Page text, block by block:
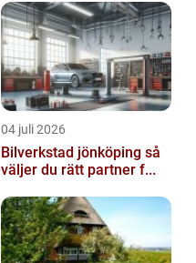
04 juli 2026
Bilverkstad jönköping så
väljer du rätt partner f...